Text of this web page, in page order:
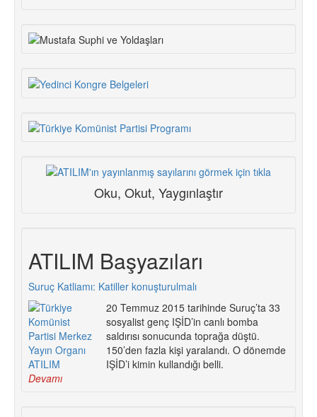
Oku, Okut, Yaygınlaştır
ATILIM Başyazıları
Suruç Katliamı: Katiller konuşturulmalı
20 Temmuz 2015 tarihinde Suruç’ta 33
sosyalist genç IŞİD’in canlı bomba
saldırısı sonucunda toprağa düştü.
150’den fazla kişi yaralandı. O dönemde
IŞİD’i kimin kullandığı belli.
Devamı